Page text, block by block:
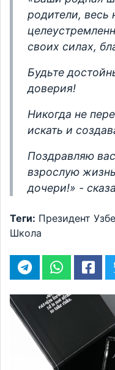
родители, весь
своих силах,
Будьте
доверия!
Никогда не
искать и
Поздравляю
взрослую
дочери!» -
Теги: Президент
Школа